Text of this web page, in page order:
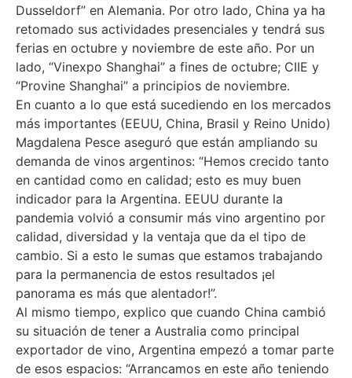
Dusseldorf” en Alemania. Por otro lado, China ya ha
retomado sus actividades presenciales y tendrá sus
ferias en octubre y noviembre de este año. Por un
lado, “Vinexpo Shanghai” a fines de octubre; CIIE y
“Provine Shanghai” a principios de noviembre.
En cuanto a lo que está sucediendo en los mercados
más importantes (EEUU, China, Brasil y Reino Unido)
Magdalena Pesce aseguró que están ampliando su
demanda de vinos argentinos: “Hemos crecido tanto
en cantidad como en calidad; esto es muy buen
indicador para la Argentina. EEUU durante la
pandemia volvió a consumir más vino argentino por
calidad, diversidad y la ventaja que da el tipo de
cambio. Si a esto le sumas que estamos trabajando
para la permanencia de estos resultados ¡el
panorama es más que alentador!”.
Al mismo tiempo, explico que cuando China cambió
su situación de tener a Australia como principal
exportador de vino, Argentina empezó a tomar parte
de esos espacios: “Arrancamos en este año teniendo